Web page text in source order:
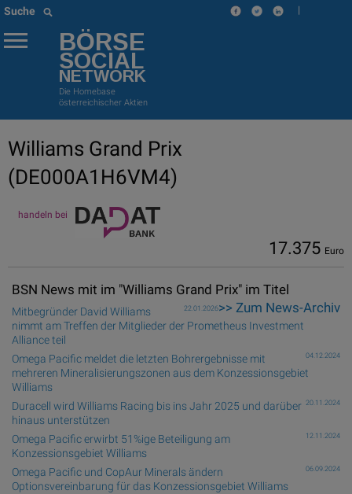
Suche |
BÖRSE
SOCIAL
NETWORK
Die Homebase
österreichischer Aktien
Williams Grand Prix
(DE000A1H6VM4)
handeln bei
17.375 Euro
BSN News mit im "Williams Grand Prix" im Titel
>> Zum News-Archiv
22.01.2026
Mitbegründer David Williams
nimmt am Treffen der Mitglieder der Prometheus Investment
Alliance teil
04.12.2024
Omega Pacific meldet die letzten Bohrergebnisse mit
mehreren Mineralisierungszonen aus dem Konzessionsgebiet
Williams
20.11.2024
Duracell wird Williams Racing bis ins Jahr 2025 und darüber
hinaus unterstützen
12.11.2024
Omega Pacific erwirbt 51%ige Beteiligung am
Konzessionsgebiet Williams
06.09.2024
Omega Pacific und CopAur Minerals ändern
Optionsvereinbarung für das Konzessionsgebiet Williams